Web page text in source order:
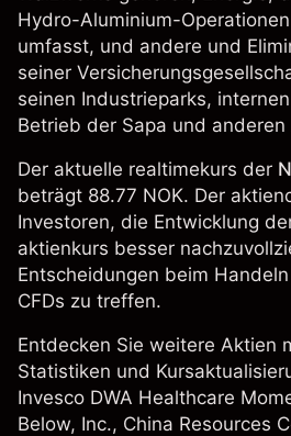
Hydro-Aluminium-
umfasst, und andere und
seiner
seinen Industrieparks,
Betrieb der Sapa und
Der aktuelle realtimekurs der
beträgt 88.77 NOK. Der
Investoren, die Entwicklung
aktienkurs besser
Entscheidungen beim
CFDs zu treffen.
Entdecken Sie weitere Aktien
Statistiken und
Invesco DWA Healthcare
Below, Inc., China Resources